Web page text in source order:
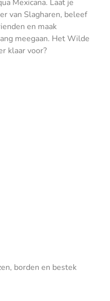
Mexicana. Laat je
van Slagharen, beleef
en maak
meegaan. Het Wilde
klaar voor?
borden en bestek